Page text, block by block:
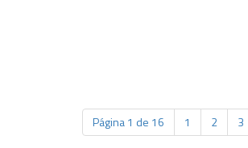
Página 1 de 16 1 2 3